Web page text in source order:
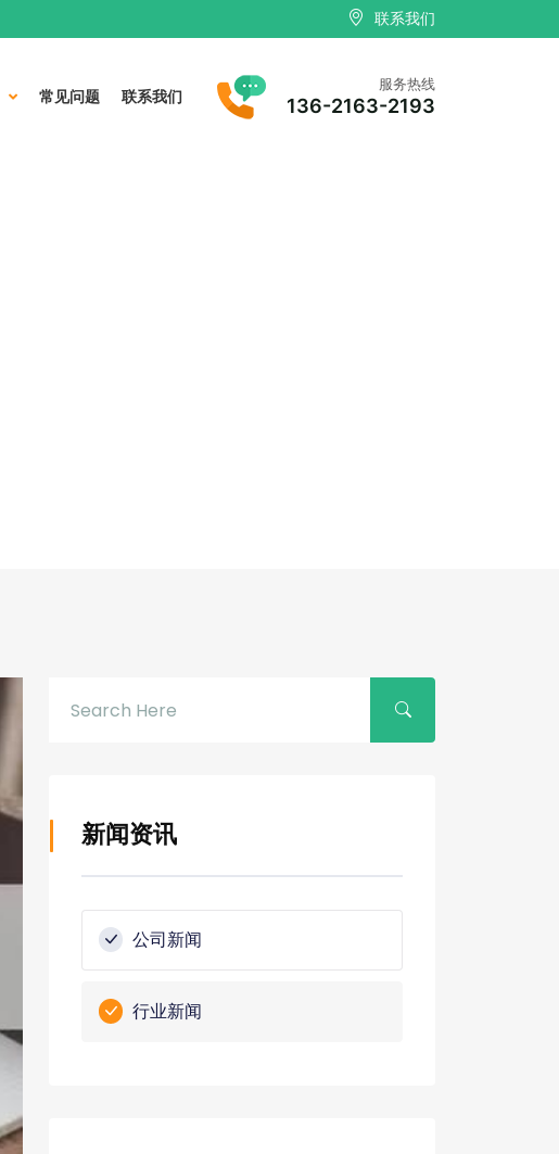
联系我们
常见问题 联系我们
服务热线
136-2163-2193
新闻资讯
公司新闻
行业新闻